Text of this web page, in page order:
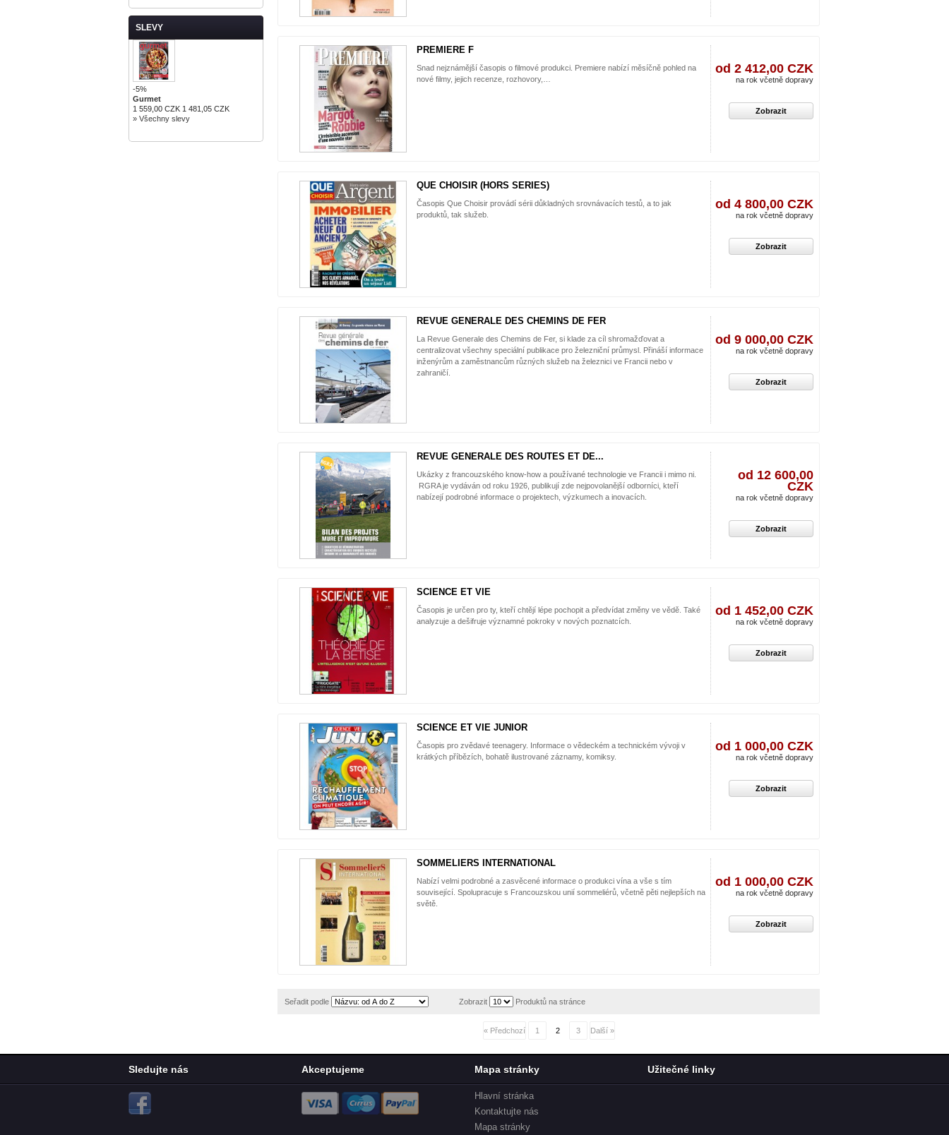
SLEVY
-5%
Gurmet
1 559,00 CZK 1 481,05 CZK
» Všechny slevy
PREMIERE F
Snad nejznámější časopis o filmové produkci. Premiere nabízí měsíčně pohled na
nové filmy, jejich recenze, rozhovory,…
od 2 412,00 CZK
na rok včetně dopravy
Zobrazit
QUE CHOISIR (HORS SERIES)
Časopis Que Choisir provádí sérii důkladných srovnávacích testů, a to jak
produktů, tak služeb.
od 4 800,00 CZK
na rok včetně dopravy
Zobrazit
REVUE GENERALE DES CHEMINS DE FER
La Revue Generale des Chemins de Fer, si klade za cíl shromažďovat a
centralizovat všechny speciální publikace pro železniční průmysl. Přináší informace
inženýrům a zaměstnancům různých služeb na železnici ve Francii nebo v
zahraničí.
od 9 000,00 CZK
na rok včetně dopravy
Zobrazit
REVUE GENERALE DES ROUTES ET DE...
Ukázky z francouzského know-how a používané technologie ve Francii i mimo ni.
RGRA je vydáván od roku 1926, publikují zde nejpovolanější odborníci, kteří
nabízejí podrobné informace o projektech, výzkumech a inovacích.
od 12 600,00
CZK
na rok včetně dopravy
Zobrazit
SCIENCE ET VIE
Časopis je určen pro ty, kteří chtějí lépe pochopit a předvídat změny ve vědě. Také
analyzuje a dešifruje významné pokroky v nových poznatcích.
od 1 452,00 CZK
na rok včetně dopravy
Zobrazit
SCIENCE ET VIE JUNIOR
Časopis pro zvědavé teenagery. Informace o vědeckém a technickém vývoji v
krátkých příbězích, bohatě ilustrované záznamy, komiksy.
od 1 000,00 CZK
na rok včetně dopravy
Zobrazit
SOMMELIERS INTERNATIONAL
Nabízí velmi podrobné a zasvěcené informace o produkci vína a vše s tím
související. Spolupracuje s Francouzskou unií sommeliérů, včetně pěti nejlepších na
světě.
od 1 000,00 CZK
na rok včetně dopravy
Zobrazit
Seřadit podle Zobrazit Produktů na stránce
« Předchozí 1 2 3 Další »
Sledujte nás Akceptujeme Mapa stránky
Hlavní stránka
Kontaktujte nás
Mapa stránky
Užitečné linky